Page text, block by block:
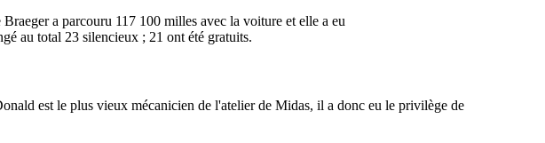
Braeger a parcouru 117 100 milles avec la voiture et elle a eu
au total 23 silencieux ; 21 ont été gratuits.
est le plus vieux mécanicien de l'atelier de Midas, il a donc eu le privilège de